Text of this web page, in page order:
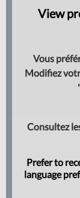
View
Vous
Modifiez
Consultez
Prefer to
language